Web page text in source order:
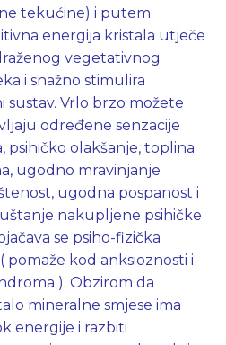
tekućine) i putem
energija kristala utječe
vegetativnog
i snažno stimulira
sustav. Vrlo brzo možete
određene senzacije
psihičko olakšanje, toplina
ugodno mravinjanje
ugodna pospanost i
nakupljene psihičke
se psiho-fizička
pomaže kod anksioznosti i
). Obzirom da
mineralne smjese ima
energije i razbiti